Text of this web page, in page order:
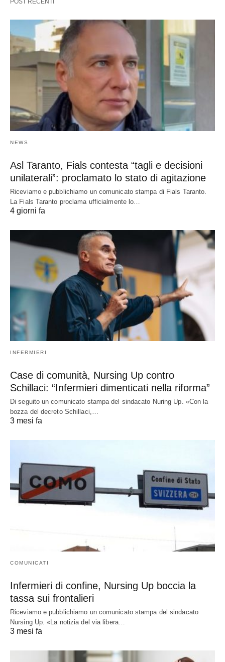
POST RECENTI
NEWS
Asl Taranto, Fials contesta “tagli e decisioni
unilaterali”: proclamato lo stato di agitazione
Riceviamo e pubblichiamo un comunicato stampa di Fials Taranto.
La Fials Taranto proclama ufficialmente lo…
4 giorni fa
INFERMIERI
Case di comunità, Nursing Up contro
Schillaci: “Infermieri dimenticati nella riforma”
Di seguito un comunicato stampa del sindacato Nuring Up. «Con la
bozza del decreto Schillaci,…
3 mesi fa
COMUNICATI
Infermieri di confine, Nursing Up boccia la
tassa sui frontalieri
Riceviamo e pubblichiamo un comunicato stampa del sindacato
Nursing Up. «La notizia del via libera…
3 mesi fa